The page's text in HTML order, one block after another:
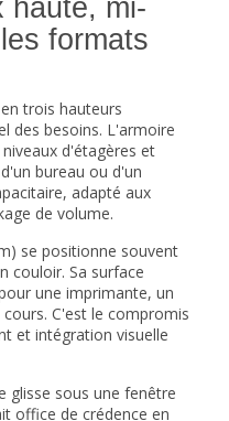
haute, mi-
formats
trois hauteurs
des besoins. L'armoire
d'étagères et
bureau ou d'un
adapté aux
de volume.
se positionne souvent
couloir. Sa surface
une imprimante, un
C'est le compromis
et intégration visuelle
glisse sous une fenêtre
office de crédence en